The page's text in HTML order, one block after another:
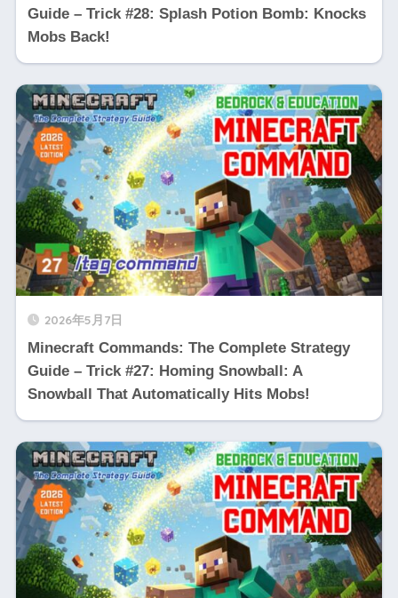
Guide – Trick #28: Splash Potion Bomb: Knocks
Mobs Back!
2026年5月7日
Minecraft Commands: The Complete Strategy
Guide – Trick #27: Homing Snowball: A
Snowball That Automatically Hits Mobs!